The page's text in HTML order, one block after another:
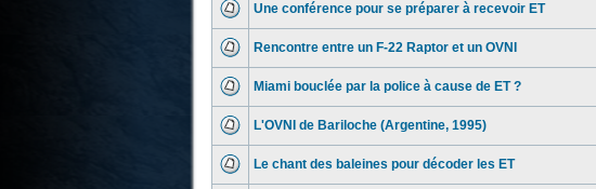
Une conférence pour se préparer à recevoir ET
Rencontre entre un F-22 Raptor et un OVNI
Miami bouclée par la police à cause de ET ?
L'OVNI de Bariloche (Argentine, 1995)
Le chant des baleines pour décoder les ET